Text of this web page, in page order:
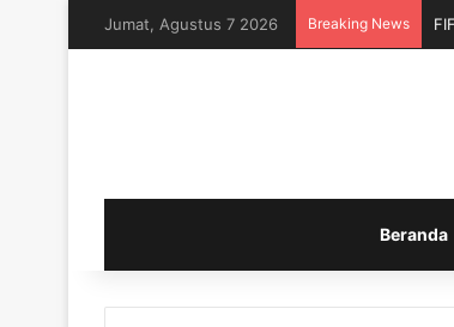
Jumat, Agustus 7 2026 Breaking News
Beranda